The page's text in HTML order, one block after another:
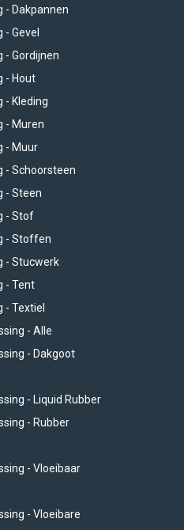
- Dakpannen
Gevel
- Gordijnen
- Hout
- Kleding
- Muren
- Muur
- Schoorsteen
- Steen
- Stof
- Stoffen
- Stucwerk
- Tent
- Textiel
- Alle
- Dakgoot
- Liquid Rubber
- Rubber
- Vloeibaar
- Vloeibare